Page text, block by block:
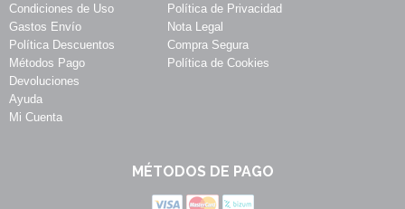
Condiciones de Uso
Gastos Envío
Política Descuentos
Métodos Pago
Devoluciones
Ayuda
Mi Cuenta
Política de Privacidad
Nota Legal
Compra Segura
Política de Cookies
MÉTODOS DE PAGO